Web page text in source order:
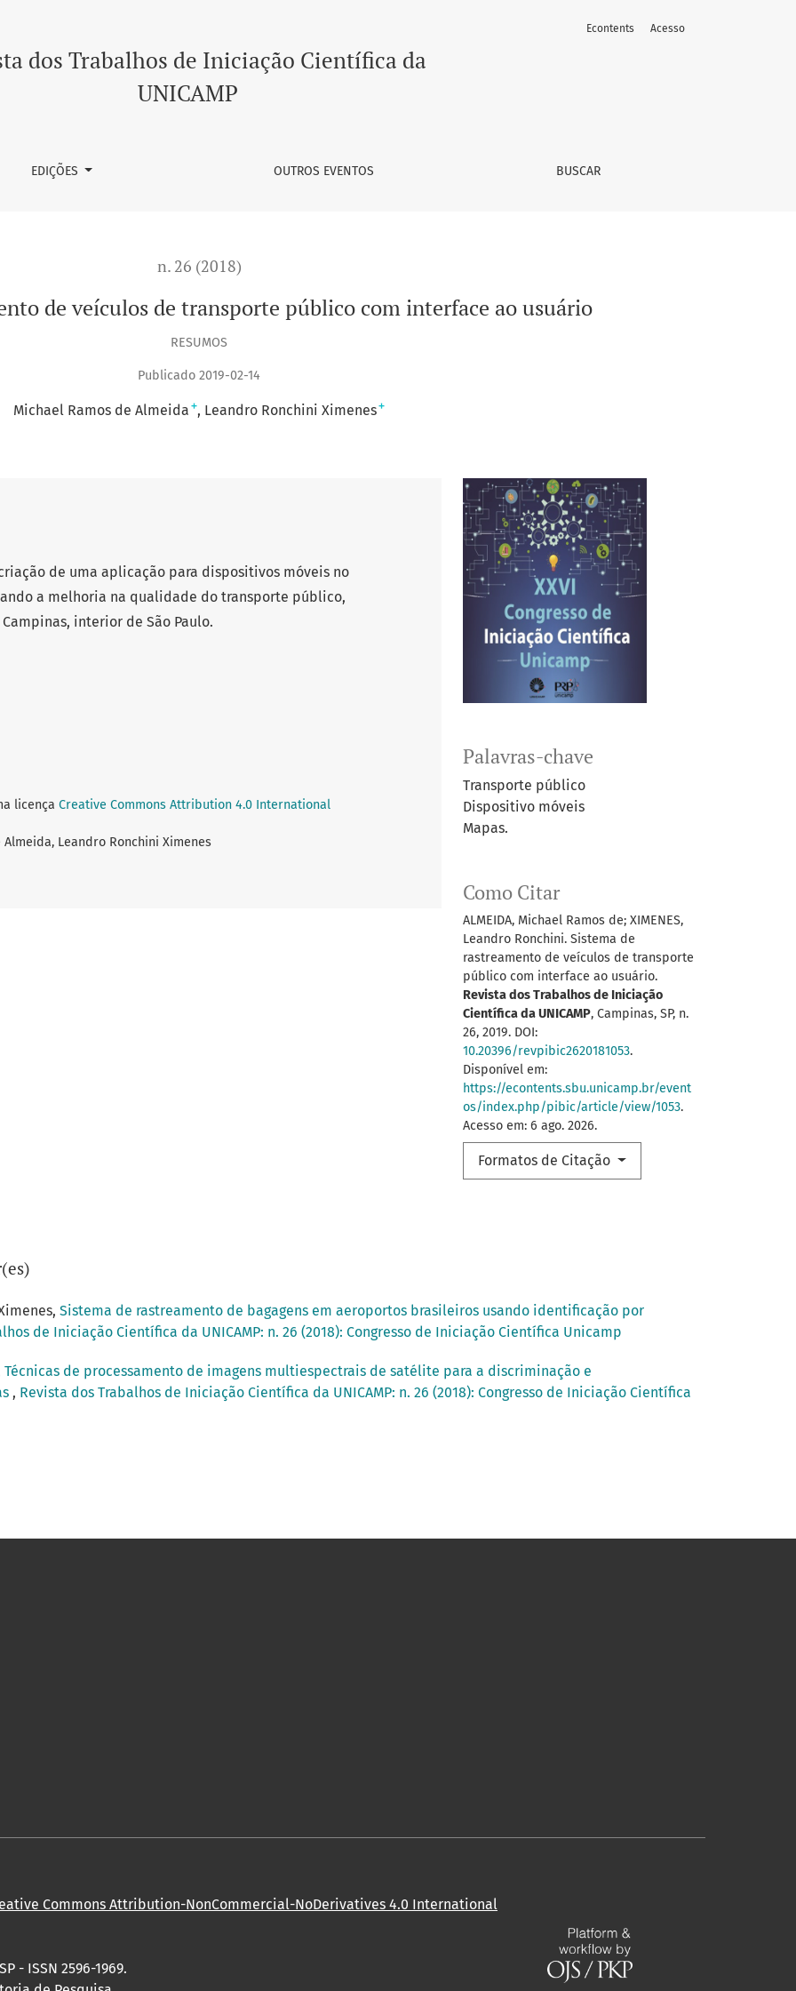
público com interface ao usuário
dos Trabalhos de Iniciação Científica da
UNICAMP
EDIÇÕES OUTROS EVENTOS BUSCAR
Econtents Acesso
n. 26 (2018)
de veículos de transporte público com interface ao usuário
RESUMOS
Publicado 2019-02-14
Michael Ramos de Almeida + Leandro Ronchini Ximenes+
Palavras-chave
Transporte público
Dispositivo móveis
Mapas.
Como Citar
ALMEIDA, Michael Ramos de; XIMENES,
Leandro Ronchini. Sistema de
rastreamento de veículos de transporte
público com interface ao usuário.
Revista dos Trabalhos de Iniciação
Científica da UNICAMP, Campinas, SP, n.
26, 2019. DOI:
10.20396/revpibic2620181053.
Disponível em:
https://econtents.sbu.unicamp.br/event
os/index.php/pibic/article/view/1053.
Acesso em: 6 ago. 2026.
Formatos de Citação
de uma aplicação para dispositivos móveis no
a melhoria na qualidade do transporte público,
interior de São Paulo.
licença Creative Commons Attribution 4.0 International
Leandro Ronchini Ximenes
Sistema de rastreamento de bagagens em aeroportos brasileiros usando identificação por
de Iniciação Científica da UNICAMP: n. 26 (2018): Congresso de Iniciação Científica Unicamp
Técnicas de processamento de imagens multiespectrais de satélite para a discriminação e
, Revista dos Trabalhos de Iniciação Científica da UNICAMP: n. 26 (2018): Congresso de Iniciação Científica
Commons Attribution-NonCommercial-NoDerivatives 4.0 International
- ISSN 2596-1969.